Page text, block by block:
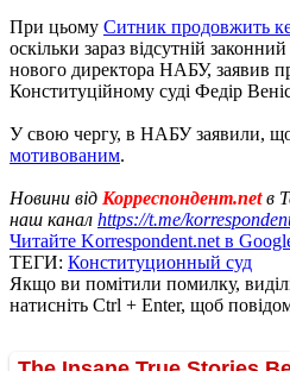
При цьому Ситник продовжить
оскільки зараз відсутній
нового директора НАБУ, заявив
Конституційному суді Федір
У свою чергу, в НАБУ заявили,
мотивованим.
Новини від Корреспондент.netв
наш канал https://t.me/
Читайте Korrespondent.net в
ТЕГИ: Конституционный суд
Якщо ви помітили помилку,
натисніть Ctrl + Enter, щоб